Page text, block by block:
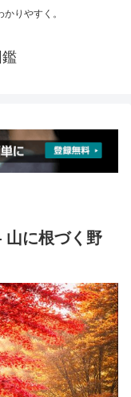
りやすく。
に根づく野